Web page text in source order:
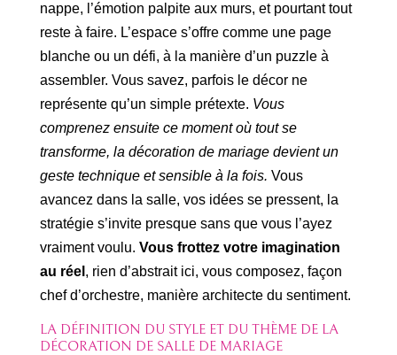
nappe, l’émotion palpite aux murs, et pourtant tout
reste à faire. L’espace s’offre comme une page
blanche ou un défi, à la manière d’un puzzle à
assembler. Vous savez, parfois le décor ne
représente qu’un simple prétexte. Vous
comprenez ensuite ce moment où tout se
transforme, la décoration de mariage devient un
geste technique et sensible à la fois. Vous
avancez dans la salle, vos idées se pressent, la
stratégie s’invite presque sans que vous l’ayez
vraiment voulu. Vous frottez votre imagination
au réel , rien d’abstrait ici, vous composez, façon
chef d’orchestre, manière architecte du sentiment.
LA DÉFINITION DU STYLE ET DU THÈME DE LA
DÉCORATION DE SALLE DE MARIAGE